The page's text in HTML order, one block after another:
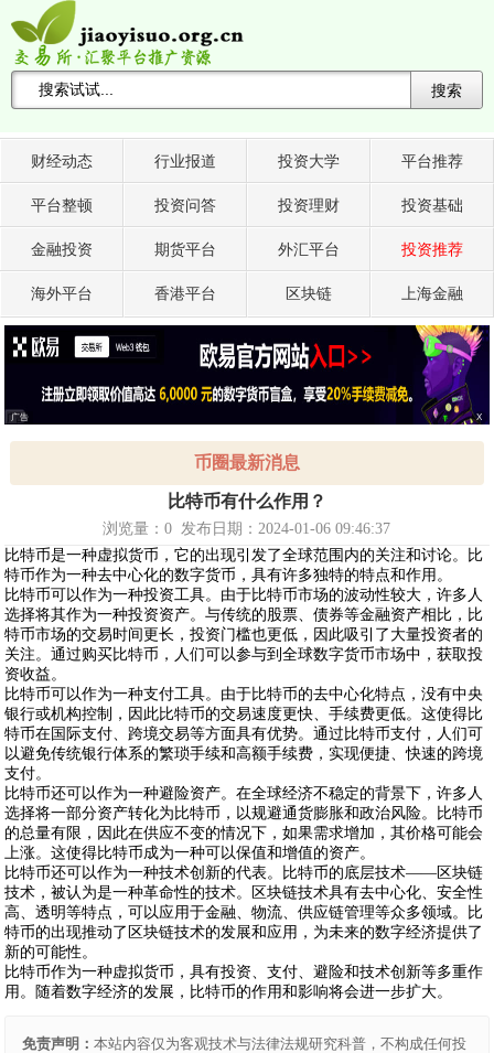
搜索
财经动态 行业报道 投资大学 平台推荐
平台整顿 投资问答 投资理财 投资基础
金融投资 期货平台 外汇平台 投资推荐
海外平台 香港平台 区块链 上海金融
广告 X
币圈最新消息
比特币有什么作用？
浏览量：0 发布日期：2024-01-06 09:46:37
比特币是一种虚拟货币，它的出现引发了全球范围内的关注和讨论。比
特币作为一种去中心化的数字货币，具有许多独特的特点和作用。
比特币可以作为一种投资工具。由于比特币市场的波动性较大，许多人
选择将其作为一种投资资产。与传统的股票、债券等金融资产相比，比
特币市场的交易时间更长，投资门槛也更低，因此吸引了大量投资者的
关注。通过购买比特币，人们可以参与到全球数字货币市场中，获取投
资收益。
比特币可以作为一种支付工具。由于比特币的去中心化特点，没有中央
银行或机构控制，因此比特币的交易速度更快、手续费更低。这使得比
特币在国际支付、跨境交易等方面具有优势。通过比特币支付，人们可
以避免传统银行体系的繁琐手续和高额手续费，实现便捷、快速的跨境
支付。
比特币还可以作为一种避险资产。在全球经济不稳定的背景下，许多人
选择将一部分资产转化为比特币，以规避通货膨胀和政治风险。比特币
的总量有限，因此在供应不变的情况下，如果需求增加，其价格可能会
上涨。这使得比特币成为一种可以保值和增值的资产。
比特币还可以作为一种技术创新的代表。比特币的底层技术——区块链
技术，被认为是一种革命性的技术。区块链技术具有去中心化、安全性
高、透明等特点，可以应用于金融、物流、供应链管理等众多领域。比
特币的出现推动了区块链技术的发展和应用，为未来的数字经济提供了
新的可能性。
比特币作为一种虚拟货币，具有投资、支付、避险和技术创新等多重作
用。随着数字经济的发展，比特币的作用和影响将会进一步扩大。
免责声明：本站内容仅为客观技术与法律法规研究科普，不构成任何投